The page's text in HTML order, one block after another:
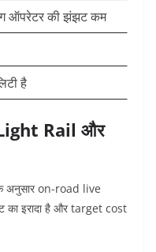
ऑपरेटर की झंझट कम
है
Rail और
अनुसार on-road live
इरादा है और target cost